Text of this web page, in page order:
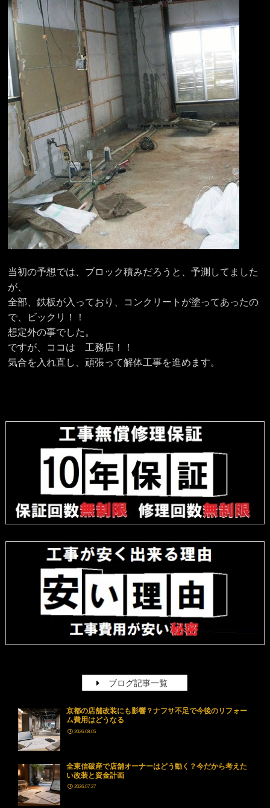
当初の予想では、ブロック積みだろうと、予測してました
が、
全部、鉄板が入っており、コンクリートが塗ってあったの
で、ビックリ！！
想定外の事でした。
ですが、ココは 工務店！！
気合を入れ直し、頑張って解体工事を進めます。
ブログ記事一覧
京都の店舗改装にも影響？ナフサ不足で今後のリフォー
ム費用はどうなる
2026.08.05
全東信破産で店舗オーナーはどう動く？今だから考えた
い改装と資金計画
2026.07.27